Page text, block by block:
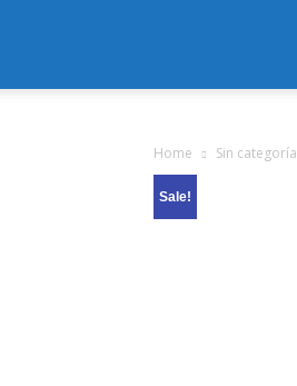
Velez
Home Sin categoría
Sale!